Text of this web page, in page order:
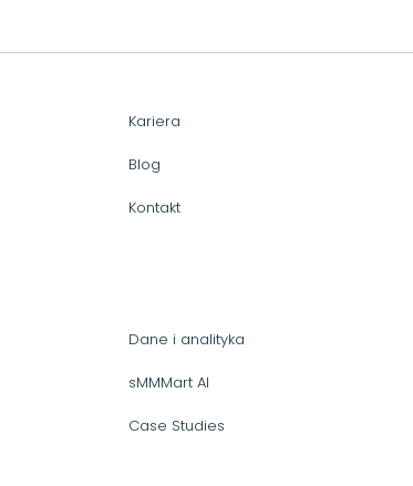
Kariera
Blog
Kontakt
Dane i analityka
sMMMart AI
Case Studies